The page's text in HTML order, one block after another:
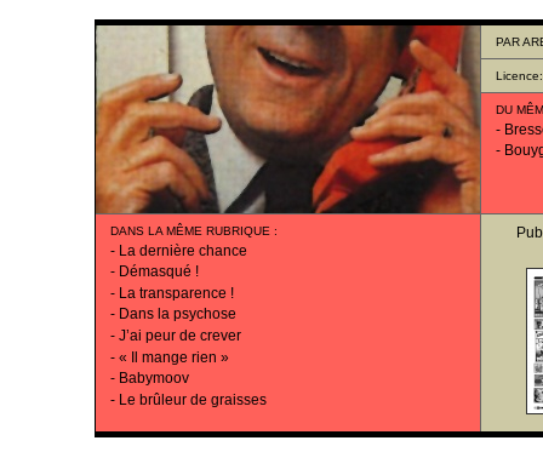
PAR
DU
-
-
DANS LA MÊME RUBRIQUE :
- La dernière chance
- Démasqué !
- La transparence !
- Dans la psychose
- J’ai peur de crever
- « Il mange rien »
- Babymoov
- Le brûleur de graisses